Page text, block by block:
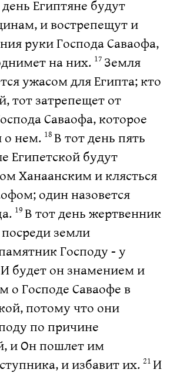
Египтяне будут
и вострепещут и
руки Господа Саваофа,
на них. 17 Земля
ужасом для Египта; кто
тот затрепещет от
Саваофа, которое
о нем. 18 В тот день пять
Египетской будут
Ханаанским и клясться
один назовется
19 В тот день жертвенник
земли
Господу - у
И будет он знамением и
о Господе Саваофе в
потому что они
по причине
и Он пошлет им
и избавит их. 21 И